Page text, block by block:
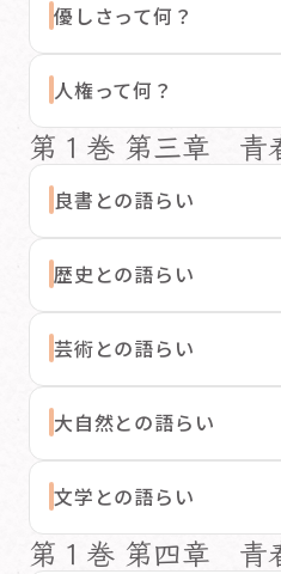
優しさって何？
人権って何？
第１巻 第三章 青
良書との語らい
歴史との語らい
芸術との語らい
大自然との語らい
文学との語らい
第１巻 第四章 青